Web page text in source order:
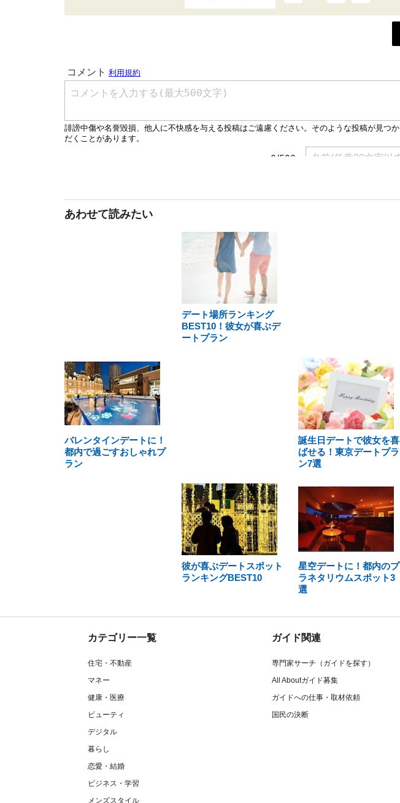
あわせて読みたい
デート場所ランキング
BEST10！彼女が喜ぶデ
ートプラン
バレンタインデートに！
都内で過ごすおしゃれプ
ラン
誕生日デートで彼女を喜
ばせる！東京デートプラ
ン7選
彼が喜ぶデートスポット
ランキングBEST10
星空デートに！都内のプ
ラネタリウムスポット3
選
カテゴリー一覧
住宅・不動産
マネー
健康・医療
ビューティ
デジタル
暮らし
恋愛・結婚
ビジネス・学習
メンズスタイル
ガイド関連
専門家サーチ（ガイドを探す）
All Aboutガイド募集
ガイドへの仕事・取材依頼
国民の決断